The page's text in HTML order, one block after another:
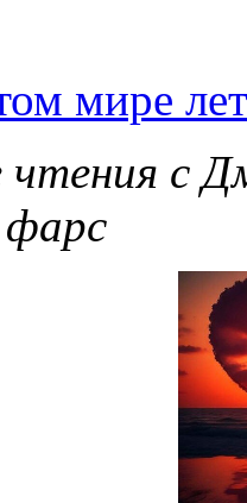
мире
чтения с
фарс